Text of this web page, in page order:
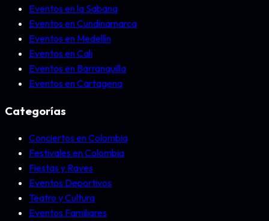
Eventos en la Sabana
Eventos en Cundinamarca
Eventos en Medellín
Eventos en Cali
Eventos en Barranquilla
Eventos en Cartagena
Categorías
Conciertos en Colombia
Festivales en Colombia
Fiestas y Raves
Eventos Deportivos
Teatro y Cultura
Eventos Familiares